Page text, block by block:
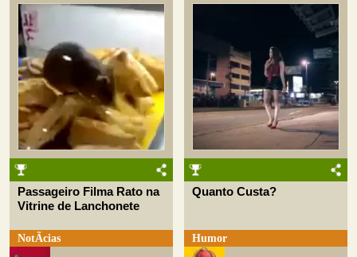
Passageiro Filma Rato na
Vitrine de Lanchonete
NotÃ­cias
Quanto Custa?
Humor